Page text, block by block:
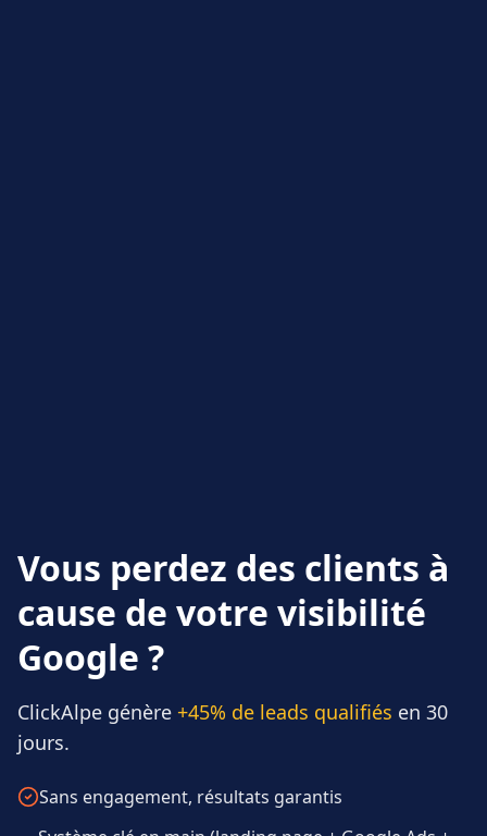
Vous perdez des clients à
cause de votre visibilité
Google ?
ClickAlpe génère +45% de leads qualifiés en 30
jours.
Sans engagement, résultats garantis